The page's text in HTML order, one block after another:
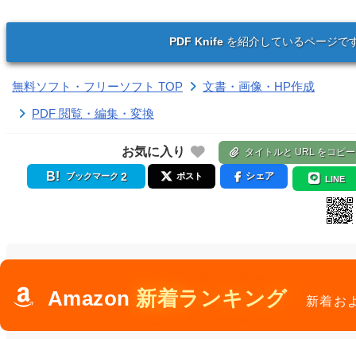
PDF Knifeを紹介しているページで
無料ソフト・フリーソフト TOP
文書・画像・HP作成
PDF 閲覧・編集・変換
お気に入り タイトルと URL をコピー
ブックマーク 2 ポスト シェア LINE
Amazon 新着ランキング 新着お